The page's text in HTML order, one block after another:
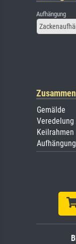
Aufhängung
Gemälde
Veredelung
Keilrahmen
Aufhängung